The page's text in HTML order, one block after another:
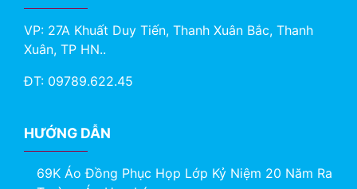
VP: 27A Khuất Duy Tiến, Thanh Xuân Bắc, Thanh
Xuân, TP HN..
ĐT: 09789.622.45
HƯỚNG DẪN
69K Áo Đồng Phục Họp Lớp Kỷ Niệm 20 Năm Ra